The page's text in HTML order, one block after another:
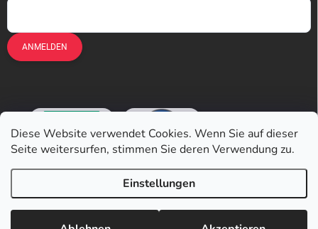
Diese Website verwendet Cookies. Wenn Sie auf dieser
Seite weitersurfen, stimmen Sie deren Verwendung zu.
Einstellungen
ANMELDEN
Copyright 2026 . Alle Rechte vorbehalten.